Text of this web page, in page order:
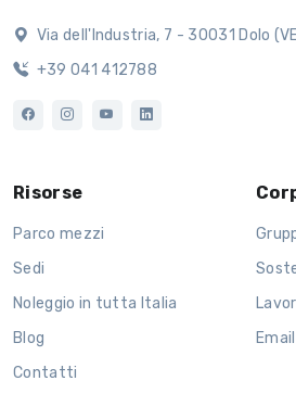
Via dell'Industria, 7 - 30031 Dolo
+39 041 412788
Risorse
Parco mezzi
Sedi
Noleggio in tutta Italia
Blog
Contatti